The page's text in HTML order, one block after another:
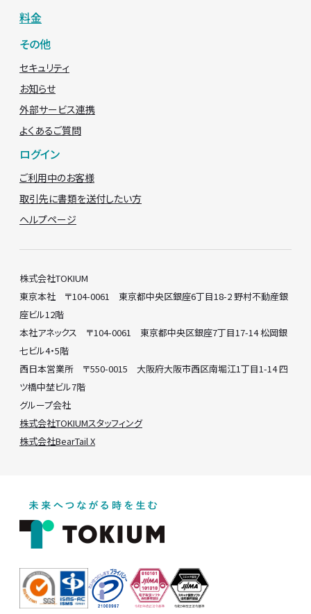
料金
その他
セキュリティ
お知らせ
外部サービス連携
よくあるご質問
ログイン
ご利用中のお客様
取引先に書類を送付したい方
ヘルプページ
株式会社TOKIUM
東京本社 〒104-0061 東京都中央区銀座6丁目18-2 野村不動産銀
座ビル12階
本社アネックス 〒104-0061 東京都中央区銀座7丁目17-14 松岡銀
七ビル4・5階
西日本営業所 〒550-0015 大阪府大阪市西区南堀江1丁目1-14 四
ツ橋中埜ビル7階
グループ会社
株式会社TOKIUMスタッフィング
株式会社BearTail X